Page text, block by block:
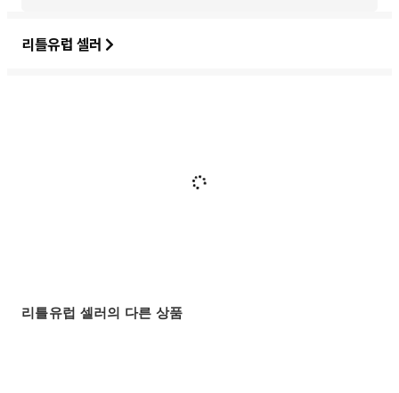
리틀유럽 셀러
리틀유럽 셀러의 다른 상품